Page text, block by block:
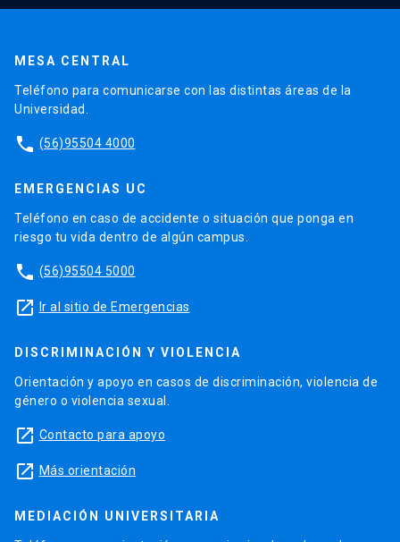
MESA CENTRAL
Teléfono para comunicarse con las distintas áreas de la
Universidad.
phone (56)95504 4000
EMERGENCIAS UC
Teléfono en caso de accidente o situación que ponga en
riesgo tu vida dentro de algún campus.
phone (56)95504 5000
launch Ir al sitio de Emergencias
DISCRIMINACIÓN Y VIOLENCIA
Orientación y apoyo en casos de discriminación, violencia de
género o violencia sexual.
launch Contacto para apoyo
launch Más orientación
MEDIACIÓN UNIVERSITARIA